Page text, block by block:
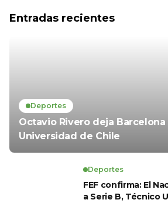
Entradas recientes
Deportes
Octavio Rivero deja Barcelona
Universidad de Chile
Deportes
FEF confirma: El
a Serie B, Técnico